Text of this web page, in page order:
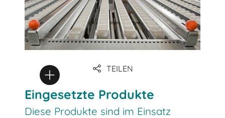
TEILEN
Eingesetzte Produkte
Diese Produkte sind im Einsatz